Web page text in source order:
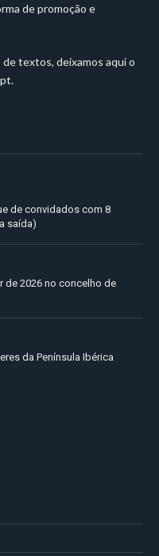
de promoção e
textos, deixamos aqui o
.
de convidados com 8
saída)
de 2026 no concelho de
da Península Ibérica